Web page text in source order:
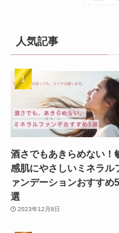
人気記事
酒さでもあきらめない！
感肌にやさしいミネラル
ァンデーションおすすめ5
選
2023年12月8日